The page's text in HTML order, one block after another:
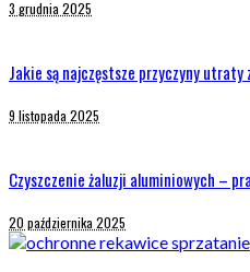
3 grudnia 2025
Jakie są najczęstsze przyczyny utraty
9 listopada 2025
Czyszczenie żaluzji aluminiowych –
20 października 2025